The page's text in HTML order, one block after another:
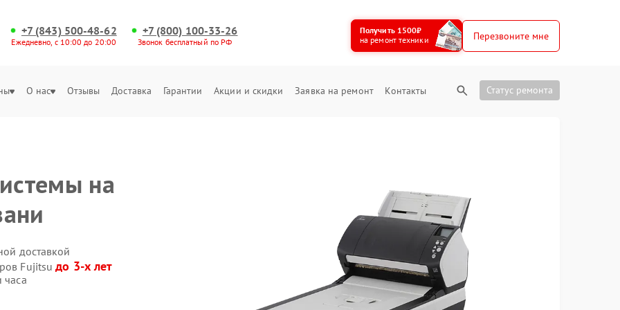
+7 (843) 500-48-62
Ежедневно, с 10:00 до 20:00
+7 (800) 100-33-26
Звонок бесплатный по РФ
Получить 1500₽
на ремонт техники
Перезвоните мне
О нас Отзывы Доставка Гарантии Акции и скидки Заявка на ремонт Контакты Статус ремонта
на
доставкой
Fujitsuдо 3-х лет
часа